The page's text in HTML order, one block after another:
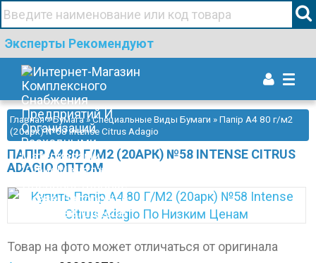
Эксперты Рекомендуют
+38(067)506 44 19
Главная»Бумага»Специальные Виды Бумаги » Папір А4 80 г/м2
(20арк) №58 Intense Citrus Adagio
ПАПІР А4 80 Г/М2 (20АРК) №58 INTENSE CITRUS
ADAGIO ОПТОМ
Товар на фото может отличаться от оригинала